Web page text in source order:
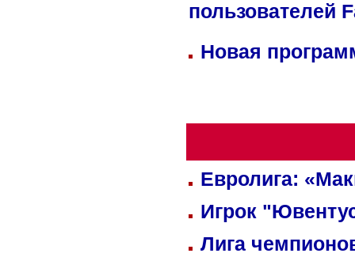
пользователей
Новая
Евролига:
Игрок
Лига